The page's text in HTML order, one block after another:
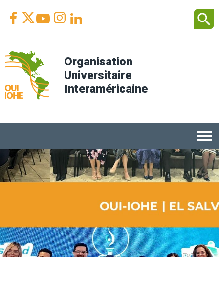
Organisation
Universitaire
Interaméricaine
 Facebook
 Youtube
Instagram
 search
menu